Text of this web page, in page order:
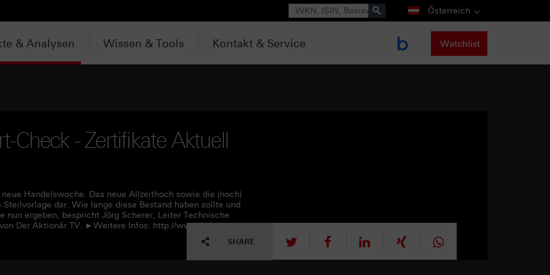
Suche Österreich
& Analysen Wissen & Tools Kontakt & Service Watchlist
Check - Zertifikate Aktuell
Handelswoche. Das neue Allzeithoch sowie die (noch)
dar. Wie lange diese Bestand haben sollte und
ergeben, bespricht Jörg Scherer, Leiter Technische
Der Aktionär TV. ►Weitere Infos: http://www.hsbc-
SHARE tweet mitteilen